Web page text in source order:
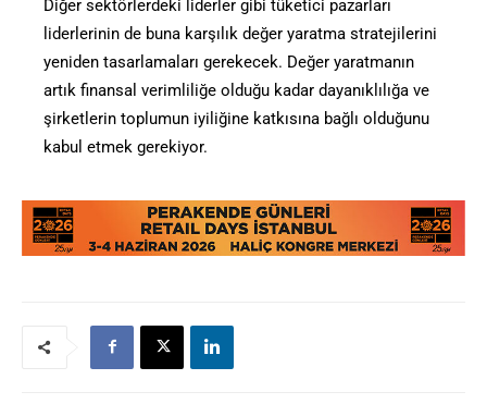
Diğer sektörlerdeki liderler gibi tüketici pazarları
liderlerinin de buna karşılık değer yaratma stratejilerini
yeniden tasarlamaları gerekecek. Değer yaratmanın
artık finansal verimliliğe olduğu kadar dayanıklılığa ve
şirketlerin toplumun iyiliğine katkısına bağlı olduğunu
kabul etmek gerekiyor.